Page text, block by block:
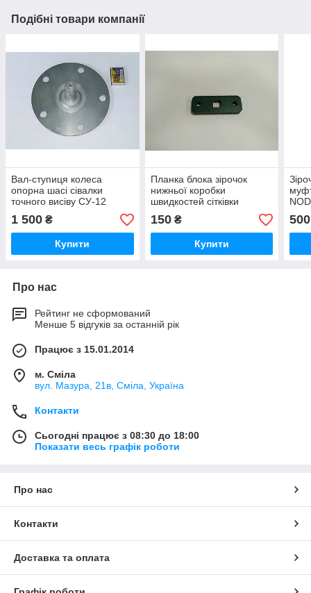
Подібні товари компанії
Вал-ступиця колеса
опорна шасі сівалки
точного висіву СУ-12
Орізон Райдуга МНКИ
303737001
1 500 ₴
Купити
Планка блока зірочок
нижньої коробки
швидкостей сітківки
NODET, KUHN, СУ-12
Оризон FLA1120B, МНКИ
741338003
150₴
Купити
500
Про нас
Рейтинг не сформований
Менше 5 відгуків за останній рік
Працює з 15.01.2014
м. Сміла
вул. Мазура, 21в, Сміла, Україна
Контакти
Сьогодні працює з 08:30 до 18:00
Показати весь графік роботи
Про нас
Контакти
Доставка та оплата